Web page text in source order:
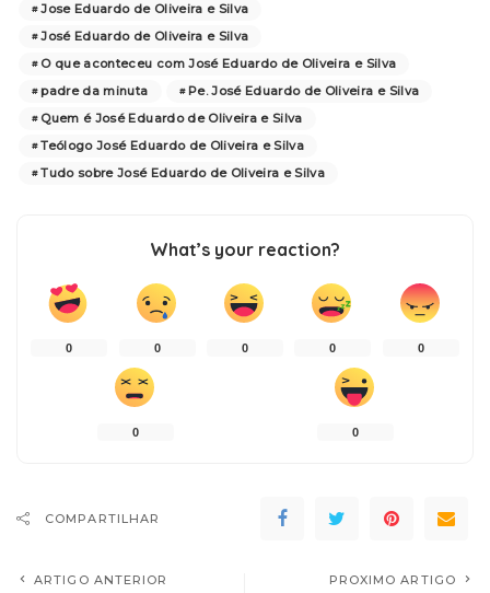
Jose Eduardo de Oliveira e Silva
José Eduardo de Oliveira e Silva
O que aconteceu com José Eduardo de Oliveira e Silva
padre da minuta
Pe. José Eduardo de Oliveira e Silva
Quem é José Eduardo de Oliveira e Silva
Teólogo José Eduardo de Oliveira e Silva
Tudo sobre José Eduardo de Oliveira e Silva
What’s your reaction?
0 0 0 0 0
0 0
COMPARTILHAR
ARTIGO ANTERIOR PROXIMO ARTIGO